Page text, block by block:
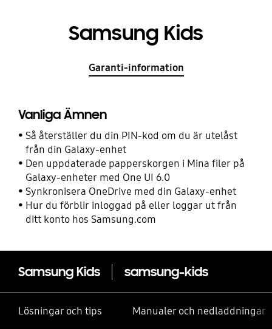
Samsung Kids
Garanti-information
Vanliga Ämnen
Så återställer du din PIN-kod om du är utelåst
från din Galaxy-enhet
Den uppdaterade papperskorgen i Mina filer på
Galaxy-enheter med One UI 6.0
Synkronisera OneDrive med din Galaxy-enhet
Hur du förblir inloggad på eller loggar ut från
ditt konto hos Samsung.com
Samsung Kids samsung-kids
Lösningar och tips Manualer och nedladdningar